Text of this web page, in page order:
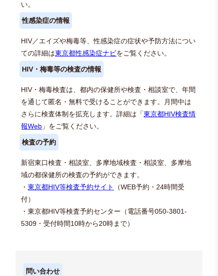
い。
性感染症の情報
HIV／エイズや梅毒等、性感染症の症状や予防方法につい
ての詳細は東京都性感染症ナビをご覧ください。
HIV・梅毒等の検査の情報
HIV・梅毒検査は、都内の保健所や検査・相談室で、年間
を通じて匿名・無料で受けることができます。月間中は
さらに検査体制を拡充します。詳細は「東京都HIV検査情
報Web 」をご覧ください。
検査の予約
新宿東口検査・相談室、多摩地域検査・相談室、多摩地
域の都保健所の検査の予約ができます。
・東京都HIV等検査予約サイト
（WEB予約・24時間受
付）
・東京都HIV等検査予約センター（電話番号050-3801-
5309・受付時間10時から20時まで）
問い合わせ